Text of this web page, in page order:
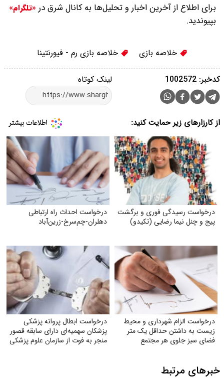
برای اطلاع از آخرین اخبار و تحلیل‌ها به کانال شرق در «تلگرام»
بپیوندید.
خلاصه بازی خلاصه بازی رم - فیورنتینا
لینک کوتاه کدخبر: 1002572
از کارزارهای زیر حمایت کنید:
درخواست رسیدگی فوری و برگشت
پیج و چنل نیما رضایی (تکیدو)
درخواست احداث راه ارتباطی
دهلران-چم‌سرخ-زرین‌آباد
درخواست الزام شهرداری و محیط
زیست به داشتن حداقل یک متر
فضای سبز جلوی هر مجتمع
درخواست ابطال پروانه پزشکی
پزشکان سهمیه‌ای دارای سابقه قصور
منجر به فوت از سازمان علوم پزشکی
خبرهای مرتبط